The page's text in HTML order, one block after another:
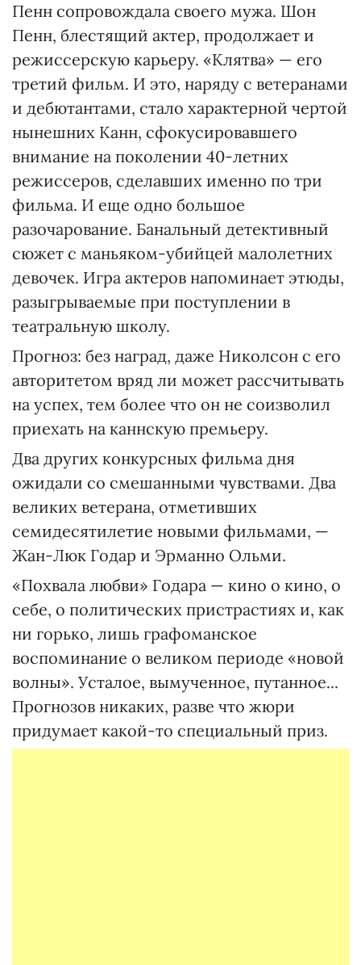
Пенн сопровождала своего мужа. Шон
Пенн, блестящий актер, продолжает и
режиссерскую карьеру. «Клятва» — его
третий фильм. И это, наряду с ветеранами
и дебютантами, стало характерной чертой
нынешних Канн, сфокусировавшего
внимание на поколении 40-летних
режиссеров, сделавших именно по три
фильма. И еще одно большое
разочарование. Банальный детективный
сюжет с маньяком-убийцей малолетних
девочек. Игра актеров напоминает этюды,
разыгрываемые при поступлении в
театральную школу.
Прогноз: без наград, даже Николсон с его
авторитетом вряд ли может рассчитывать
на успех, тем более что он не соизволил
приехать на каннскую премьеру.
Два других конкурсных фильма дня
ожидали со смешанными чувствами. Два
великих ветерана, отметивших
семидесятилетие новыми фильмами, —
Жан-Люк Годар и Эрманно Ольми.
«Похвала любви» Годара — кино о кино, о
себе, о политических пристрастиях и, как
ни горько, лишь графоманское
воспоминание о великом периоде «новой
волны». Усталое, вымученное, путанное...
Прогнозов никаких, разве что жюри
придумает какой-то специальный приз.